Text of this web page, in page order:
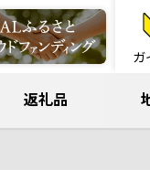
ガ
返礼品